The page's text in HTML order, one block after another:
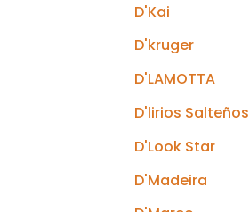
D'Kai
D'kruger
D'LAMOTTA
D'lirios Salteños
D'Look Star
D'Madeira